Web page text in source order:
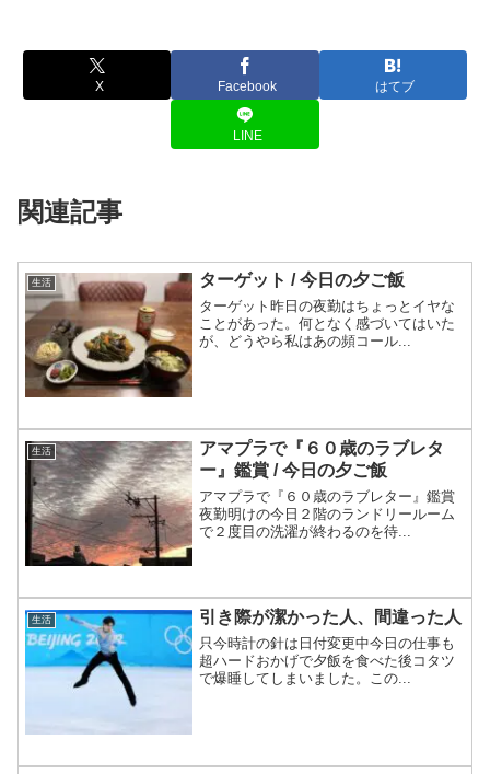
X Facebook はてブ
LINE
関連記事
生活 ターゲット / 今日の夕ご飯
ターゲット昨日の夜勤はちょっとイヤな
ことがあった。何となく感づいてはいた
が、どうやら私はあの頻コール...
生活
アマプラで『６０歳のラブレタ
ー』鑑賞 / 今日の夕ご飯
アマプラで『６０歳のラブレター』鑑賞
夜勤明けの今日２階のランドリールーム
で２度目の洗濯が終わるのを待...
生活 引き際が潔かった人、間違った人
只今時計の針は日付変更中今日の仕事も
超ハードおかげで夕飯を食べた後コタツ
で爆睡してしまいました。この...